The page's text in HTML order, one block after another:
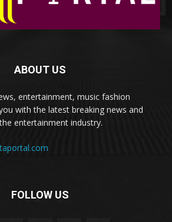
ABOUT US
entertainment, music fashion
with the latest breaking news and
entertainment industry.
FOLLOW US